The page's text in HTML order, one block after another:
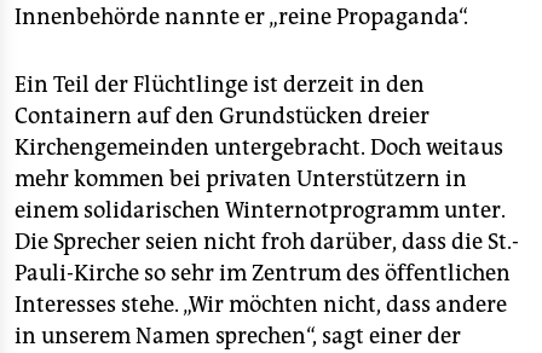
Innenbehörde nannte er „reine Propaganda“.
Ein Teil der Flüchtlinge ist derzeit in den
Containern auf den Grundstücken dreier
Kirchengemeinden untergebracht. Doch weitaus
mehr kommen bei privaten Unterstützern in
einem solidarischen Winternotprogramm unter.
Die Sprecher seien nicht froh darüber, dass die St.-
Pauli-Kirche so sehr im Zentrum des öffentlichen
Interesses stehe. „Wir möchten nicht, dass andere
in unserem Namen sprechen“, sagt einer der